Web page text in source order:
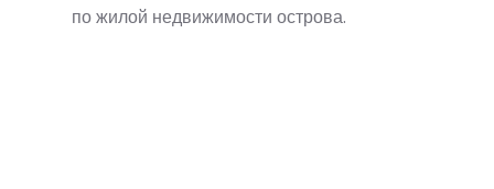
по жилой недвижимости острова.